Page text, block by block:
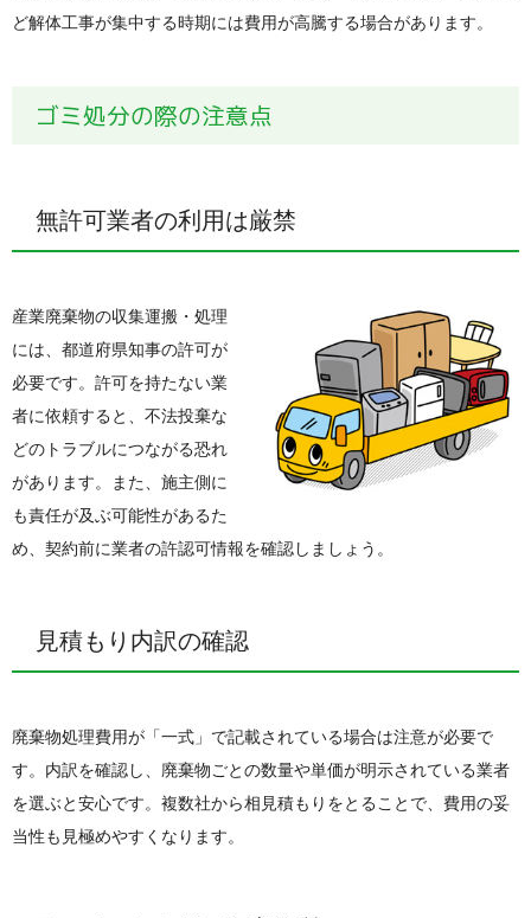
ど解体工事が集中する時期には費用が高騰する場合があります。
ゴミ処分の際の注意点
無許可業者の利用は厳禁
産業廃棄物の収集運搬・処理
には、都道府県知事の許可が
必要です。許可を持たない業
者に依頼すると、不法投棄な
どのトラブルにつながる恐れ
があります。また、施主側に
も責任が及ぶ可能性があるた
め、契約前に業者の許認可情報を確認しましょう。
見積もり内訳の確認
廃棄物処理費用が「一式」で記載されている場合は注意が必要で
す。内訳を確認し、廃棄物ごとの数量や単価が明示されている業者
を選ぶと安心です。複数社から相見積もりをとることで、費用の妥
当性も見極めやすくなります。